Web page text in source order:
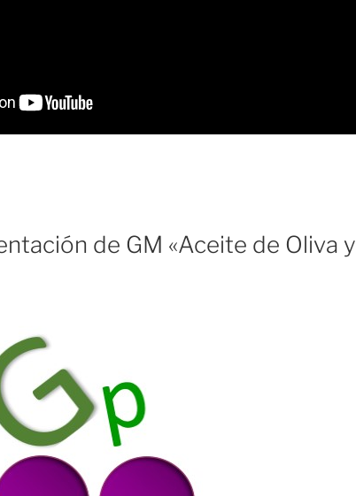
de GM «Aceite de Oliva y